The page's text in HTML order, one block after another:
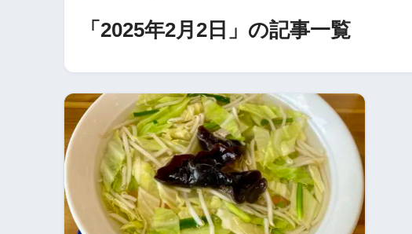
「2025年2月2日」の記事一覧